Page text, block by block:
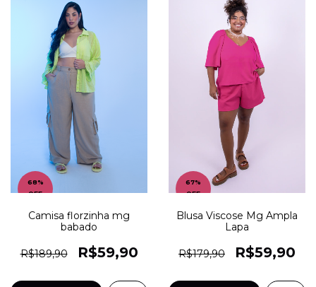
68%
OFF
Camisa florzinha mg
babado
R$189,90 R$59,90
67%
OFF
Blusa Viscose Mg Ampla
Lapa
R$179,90 R$59,90